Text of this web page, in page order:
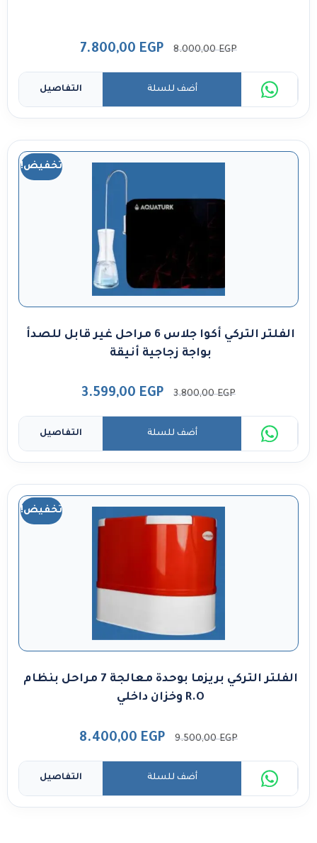
8.000,00EGP
7.800,00 EGP
التفاصيل أضف للسلة
تخفيض!
الفلتر التركي أكوا جلاس 6 مراحل غير قابل للصدأ
بواجة زجاجية أنيقة
3.800,00EGP
3.599,00 EGP
التفاصيل أضف للسلة
تخفيض!
الفلتر التركي بريزما بوحدة معالجة 7 مراحل بنظام
R.O وخزان داخلي
9.500,00EGP
8.400,00 EGP
التفاصيل أضف للسلة